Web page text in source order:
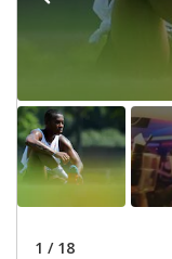
1 / 18